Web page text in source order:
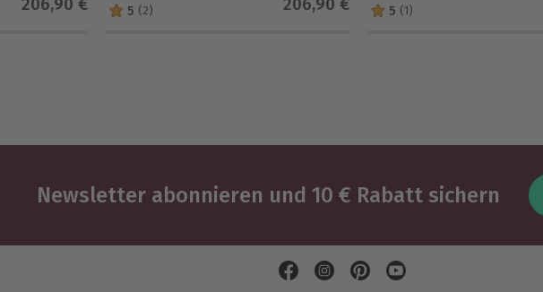
5 (2)
5 (1)
Newsletter abonnieren und 10 € Rabatt sichern